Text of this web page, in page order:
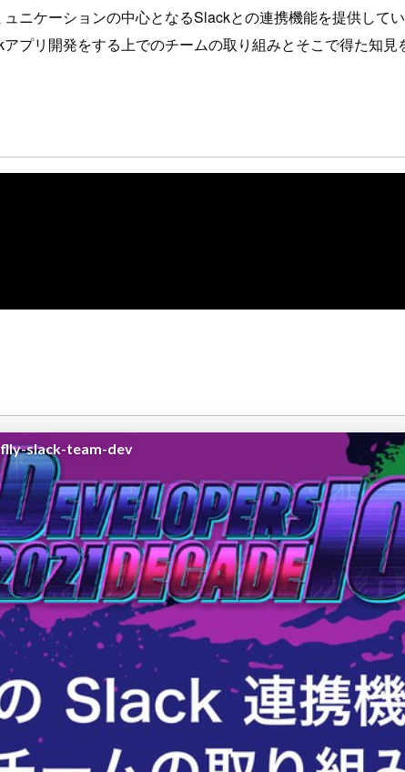
ニケーションの中心となるSlackとの連携機能を提供して
リ開発をする上でのチームの取り組みとそこで得た知見